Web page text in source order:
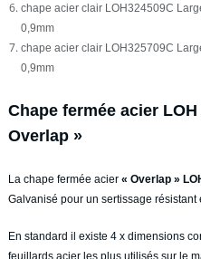
chape acier clair LOH324509C
0,9mm
chape acier clair LOH325709C
0,9mm
Chape fermée acier
Overlap »
La chape fermée acier « Overlap »
Galvanisé pour un sertissage résistant
En standard il existe 4 x dimensions
feuillards acier les plus utilisés sur le